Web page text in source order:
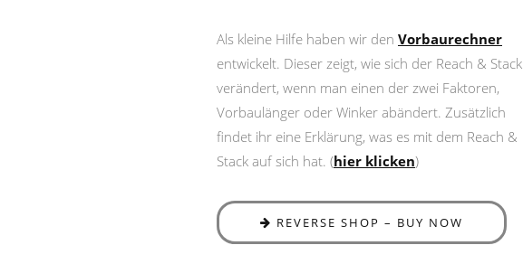
Als kleine Hilfe haben wir den Vorbaurechner
entwickelt. Dieser zeigt, wie sich der Reach & Stack
verändert, wenn man einen der zwei Faktoren,
Vorbaulänger oder Winker abändert. Zusätzlich
findet ihr eine Erklärung, was es mit dem Reach &
Stack auf sich hat. (hier klicken)
REVERSE SHOP – BUY NOW